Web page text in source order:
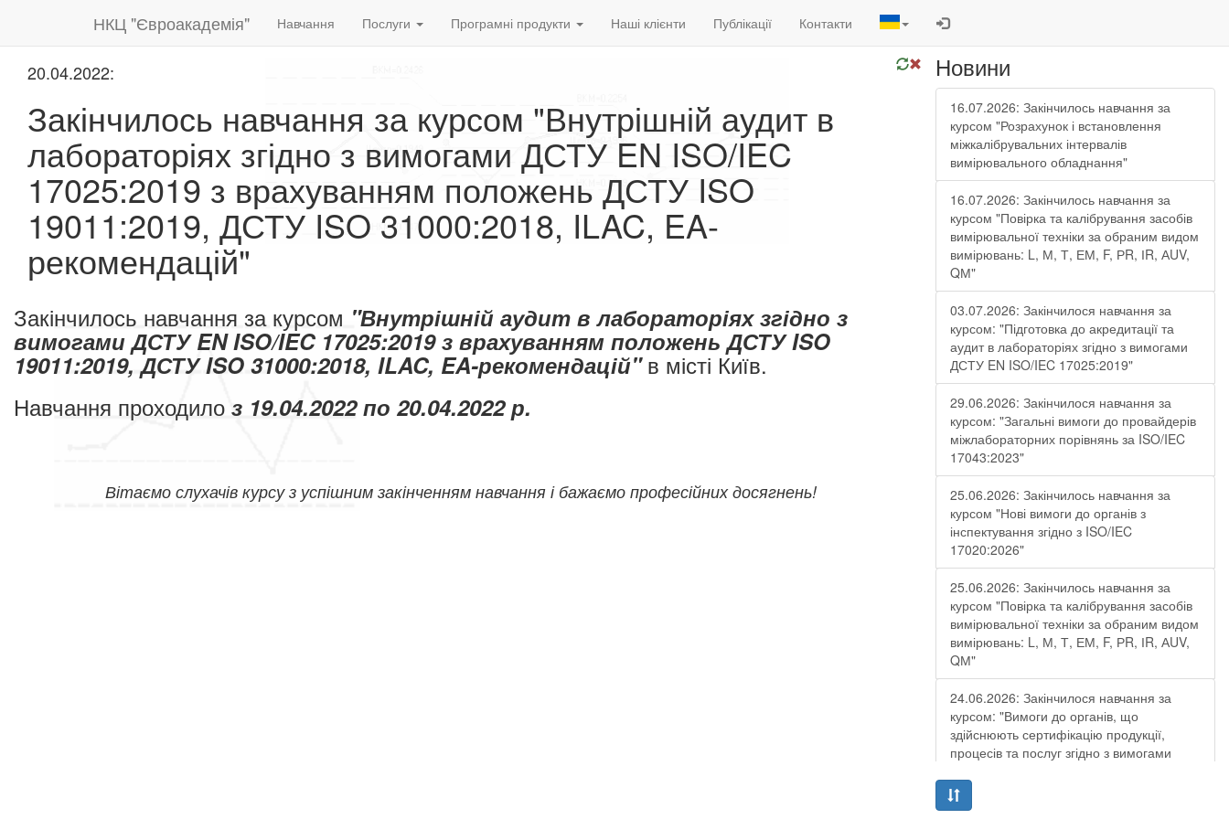
НКЦ "Євроакадемія" Навчання Послуги Програмні продукти Наші клієнти Публікації Контакти
20.04.2022:
Закінчилось навчання за курсом "Внутрішній аудит в
лабораторіях згідно з вимогами ДСТУ EN ISO/IEC
17025:2019 з врахуванням положень ДСТУ ISO
19011:2019, ДСТУ ISO 31000:2018, ILAC, EA-
рекомендацій"
Закінчилось навчання за курсом "Внутрішній аудит в лабораторіях згідно з
вимогами ДСТУ EN ISO/IEC 17025:2019 з врахуванням положень ДСТУ ISO
19011:2019, ДСТУ ISO 31000:2018, ILAC, EA-рекомендацій"в місті Київ.
Навчання проходило з 19.04.2022 по 20.04.2022р.
Вітаємо слухачів курсу з успішним закінченням навчання і бажаємо професійних досягнень!
Новини
16.07.2026: Закінчилось навчання за
курсом "Розрахунок і встановлення
міжкалібрувальних інтервалів
вимірювального обладнання"
16.07.2026: Закінчилось навчання за
курсом "Повірка та калібрування засобів
вимірювальної техніки за обраним видом
вимірювань: L, М, Т, ЕМ, F, РR, ІR, АUV,
QМ"
03.07.2026: Закінчилося навчання за
курсом: "Підготовка до акредитації та
аудит в лабораторіях згідно з вимогами
ДСТУ EN ISO/IEC 17025:2019"
29.06.2026: Закінчилося навчання за
курсом: "Загальні вимоги до провайдерів
міжлабораторних порівнянь за ISO/IEC
17043:2023"
25.06.2026: Закінчилось навчання за
курсом "Нові вимоги до органів з
інспектування згідно з ISO/IEC
17020:2026"
25.06.2026: Закінчилось навчання за
курсом "Повірка та калібрування засобів
вимірювальної техніки за обраним видом
вимірювань: L, М, Т, ЕМ, F, РR, ІR, АUV,
QМ"
24.06.2026: Закінчилося навчання за
курсом: "Вимоги до органів, що
здійснюють сертифікацію продукції,
процесів та послуг згідно з вимогами
19.06.2026: Закінчилося навчання за